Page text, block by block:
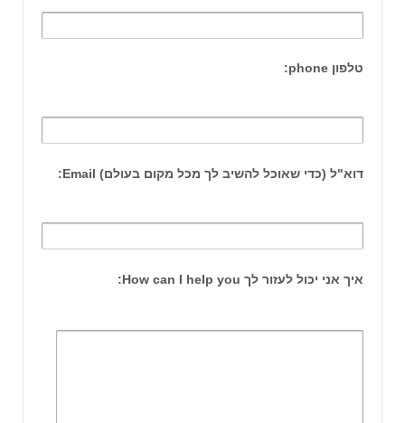
טלפון phone:
דוא"ל (כדי שאוכל להשיב לך מכל מקום בעולם) Email:
איך אני יכול לעזור לך How can I help you: